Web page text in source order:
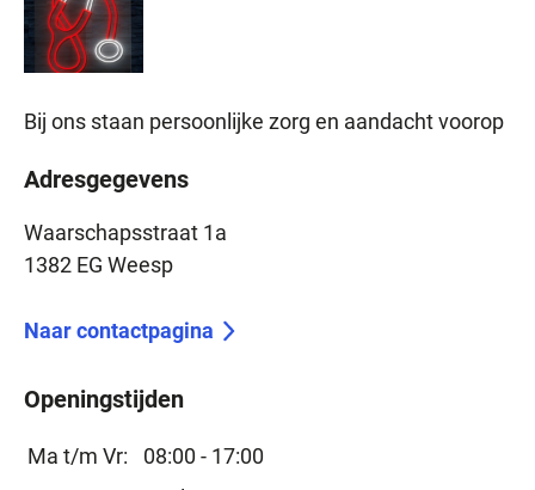
Bij ons staan persoonlijke zorg en aandacht voorop
Adresgegevens
Waarschapsstraat 1a
1382 EG Weesp
Naar contactpagina
Openingstijden
Ma t/m Vr:
08:00 - 17:00